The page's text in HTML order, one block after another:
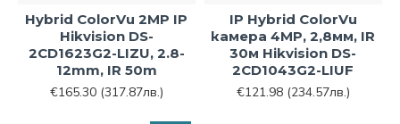
Hybrid ColorVu 2MP IP
Hikvision DS-
2CD1623G2-LIZU, 2.8-
12mm, IR 50m
€165.30 (317.87лв.)
IP Hybrid ColorVu
камера 4MP, 2,8мм, IR
30м Hikvision DS-
2CD1043G2-LIUF
€121.98 (234.57лв.)